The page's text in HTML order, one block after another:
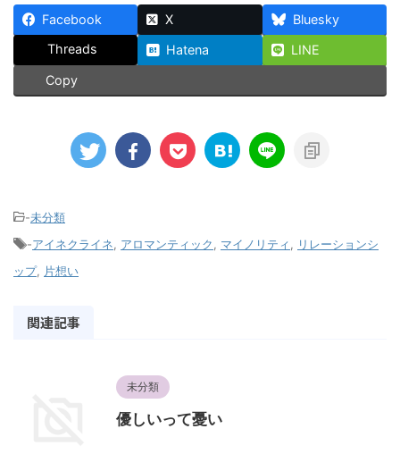
Facebook X
Bluesky
Threads
Hatena
LINE
Copy
-未分類
-アイネクライネ アロマンティック マイノリティ
リレーションシ
ップ, 片想い
関連記事
未分類
優しいって憂い